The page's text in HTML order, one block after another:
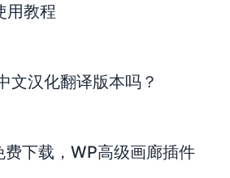
用教程
汉化翻译版本吗？
下载，WP高级画廊插件